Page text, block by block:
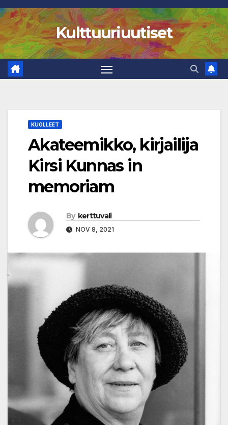
Skip
to
content
Kulttuuriuutiset
KUOLLEET
Akateemikko, kirjailija
Kirsi Kunnas in
memoriam
By kerttuvali
NOV 8, 2021